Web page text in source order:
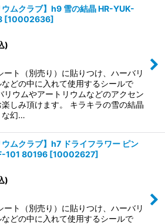
ウムクラブ】h9 雪の結晶 HR-YUK-
[10002636]
)
ート（別売り）に貼りつけ、ハーバリ
どの中に入れて使用するシールで
リウムやアートリウムなどのアクセン
楽しみ頂けます。 キラキラの雪の結晶
な幻…
ウムクラブ】h7 ドライフラワー ピン
101 80196 [10002627]
)
ート（別売り）に貼りつけ、ハーバリ
どの中に入れて使用するシールで